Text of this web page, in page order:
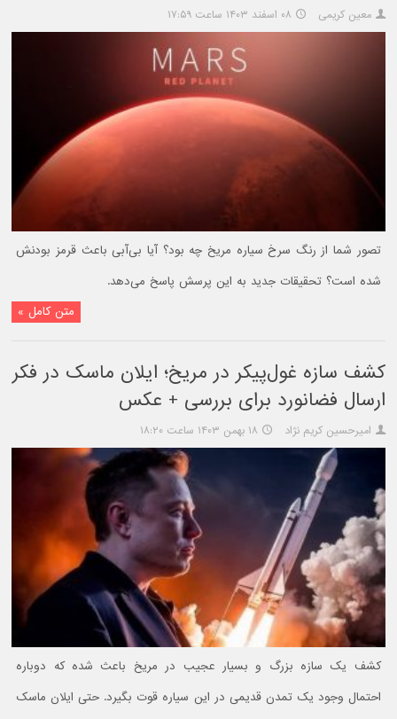
معین کریمی ۰۸ اسفند ۱۴۰۳ ساعت ۱۷:۵۹
تصور شما از رنگ سرخ سیاره مریخ چه بود؟ آیا بی‌آبی باعث قرمز بودنش
شده است؟ تحقیقات جدید به این پرسش پاسخ می‌دهد.
متن کامل »
کشف سازه غول‌پیکر در مریخ؛ ایلان ماسک در فکر
ارسال فضانورد برای بررسی + عکس
امیرحسین کریم نژاد ۱۸ بهمن ۱۴۰۳ ساعت ۱۸:۲۰
کشف یک سازه بزرگ و بسیار عجیب در مریخ باعث شده که دوباره
احتمال وجود یک تمدن قدیمی در این سیاره قوت بگیرد. حتی ایلان ماسک